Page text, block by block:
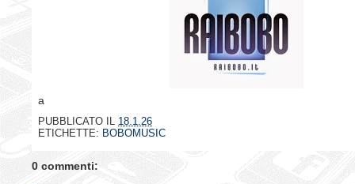
a
PUBBLICATO IL 18.1.26
ETICHETTE: BOBOMUSIC
0 commenti: